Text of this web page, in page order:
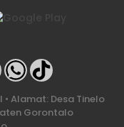
Alamat: Desa Tinelo
Gorontalo